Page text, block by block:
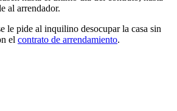
al arrendador.
le pide al inquilino desocupar la casa sin
el contrato de arrendamiento.